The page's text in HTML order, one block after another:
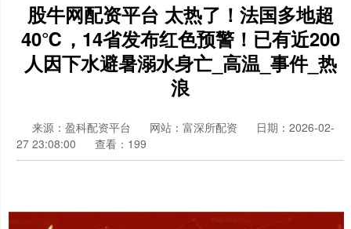
股牛网配资平台 太热了！法国多地超
40℃，14省发布红色预警！已有近200
人因下水避暑溺水身亡_高温_事件_热
浪
来源：盈科配资平台 网站：富深所配资
日期：2026-02-
27 23:08:00
查看：199